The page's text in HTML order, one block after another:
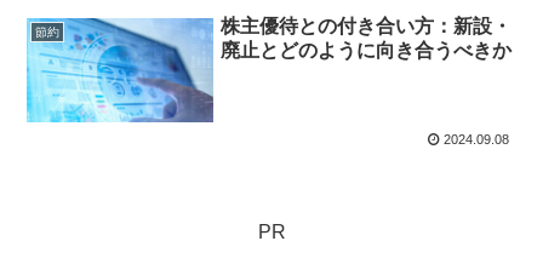
節約
株主優待との付き合い方：新設・
廃止とどのように向き合うべきか
2024.09.08
PR